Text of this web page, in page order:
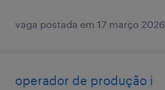
vaga postada em 17 março 2026
operador de produção i